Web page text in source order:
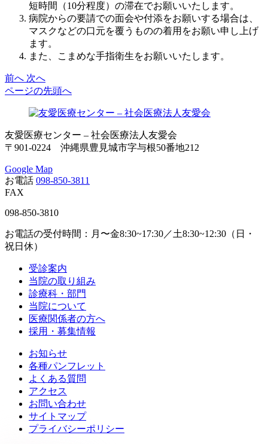
短時間（10分程度）の滞在でお願いいたします。
病院からの要請での面会や付添をお願いする場合は、
マスクなどの口元を覆うものの着用をお願い申し上げ
ます。
また、こまめな手指衛生をお願いいたします。
前へ 次へ
ページの先頭へ
友愛医療センター – 社会医療法人友愛会
〒901-0224 沖縄県豊見城市字与根50番地212
Google Map
お電話 098-850-3811
FAX
098-850-3810
お電話の受付時間：月〜金8:30~17:30／土8:30~12:30（日・
祝日休）
受診案内
当院の取り組み
診療科・部門
当院について
医療関係者の方へ
採用・募集情報
お知らせ
各種パンフレット
よくある質問
アクセス
お問い合わせ
サイトマップ
プライバシーポリシー